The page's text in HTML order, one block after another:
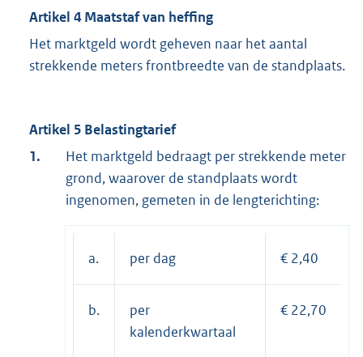
Artikel 4 Maatstaf van heffing
Het marktgeld wordt geheven naar het aantal
strekkende meters frontbreedte van de standplaats.
Artikel 5 Belastingtarief
1.
Het marktgeld bedraagt per strekkende meter
grond, waarover de standplaats wordt
ingenomen, gemeten in de lengterichting:
a. per dag € 2,40
b.
per
kalenderkwartaal
€ 22,70